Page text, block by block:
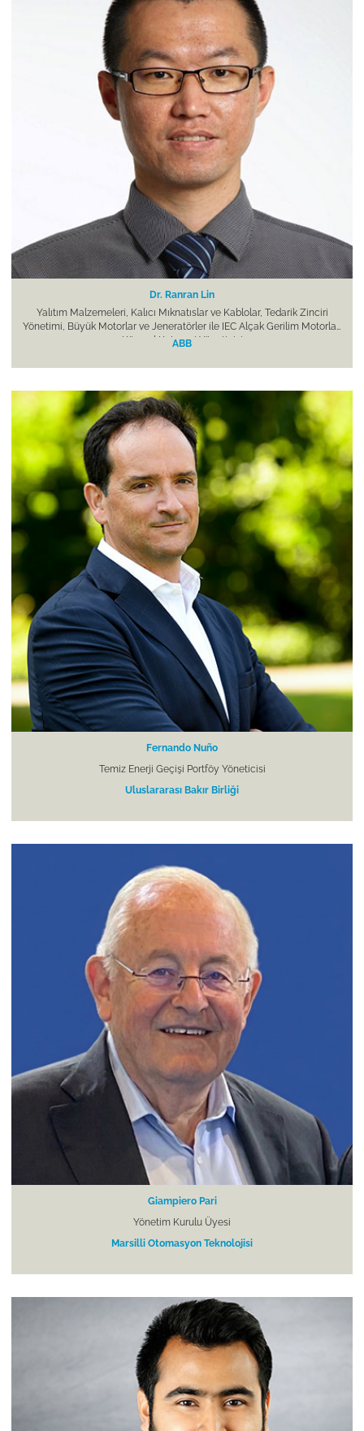
Dr. Ranran Lin
Yalıtım Malzemeleri, Kalıcı Mıknatıslar ve Kablolar, Tedarik Zinciri
Yönetimi, Büyük Motorlar ve Jeneratörler ile IEC Alçak Gerilim Motorları
Küresel Kategori Yöneticisi
ABB
Fernando Nuño
Temiz Enerji Geçişi Portföy Yöneticisi
Uluslararası Bakır Birliği
Giampiero Pari
Yönetim Kurulu Üyesi
Marsilli Otomasyon Teknolojisi